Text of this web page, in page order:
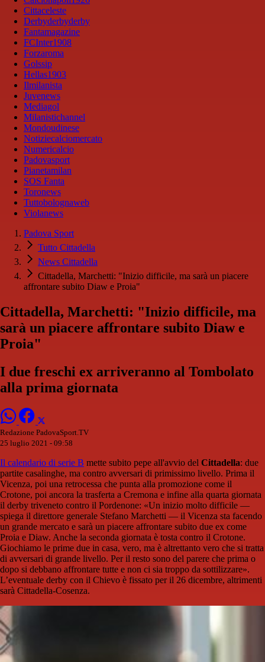
Cittaceleste
Derbyderbyderby
Fantamagazine
FCInter1908
Forzaroma
Golssip
Hellas1903
Ilmilanista
Juvenews
Mediagol
Milanistichannel
Mondoudinese
Notiziecalciomercato
Numericalcio
Padovasport
Pianetamilan
SOS Fanta
Toronews
Tuttobolognaweb
Violanews
Padova Sport
Tutto Cittadella
News Cittadella
Cittadella, Marchetti: "Inizio difficile, ma sarà un piacere
affrontare subito Diaw e Proia"
Cittadella, Marchetti: "Inizio difficile, ma
sarà un piacere affrontare subito Diaw e
Proia"
I due freschi ex arriveranno al Tombolato
alla prima giornata
Redazione PadovaSport.TV
25 luglio 2021 - 09:58
Il calendario di serie B mette subito pepe all'avvio del Cittadella: due
partite casalinghe, ma contro avversari di primissimo livello. Prima il
Vicenza, poi una retrocessa che punta alla promozione come il
Crotone, poi ancora la trasferta a Cremona e infine alla quarta giornata
il derby triveneto contro il Pordenone: «Un inizio molto difficile —
spiega il direttore generale Stefano Marchetti — il Vicenza sta facendo
un grande mercato e sarà un piacere affrontare subito due ex come
Proia e Diaw. Anche la seconda giornata è tosta contro il Crotone.
Giochiamo le prime due in casa, vero, ma è altrettanto vero che si tratta
di avversari di grande livello. Per il resto sono del parere che prima o
dopo si debbano affrontare tutte e non ci sia troppo da sottilizzare».
L’eventuale derby con il Chievo è fissato per il 26 dicembre, altrimenti
sarà Cittadella-Cosenza.